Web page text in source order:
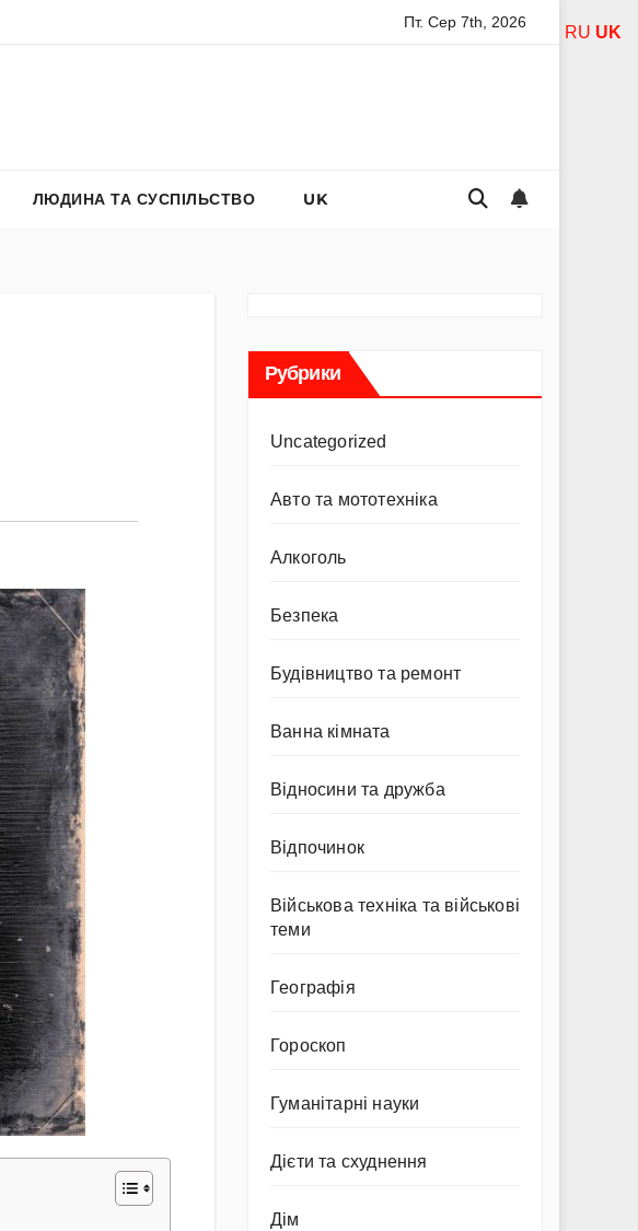
Молитва пресвятої богородиці за дітей: слова захисту і материнського
Пт. Сер 7th, 2026
ЛЮДИНА ТА СУСПІЛЬСТВО UK
Рубрики
Uncategorized
Авто та мототехніка
Алкоголь
Безпека
Будівництво та ремонт
Ванна кімната
Відносини та дружба
Відпочинок
Військова техніка та військові
теми
Географія
Гороскоп
Гуманітарні науки
Дієти та схуднення
Дім
RU UK